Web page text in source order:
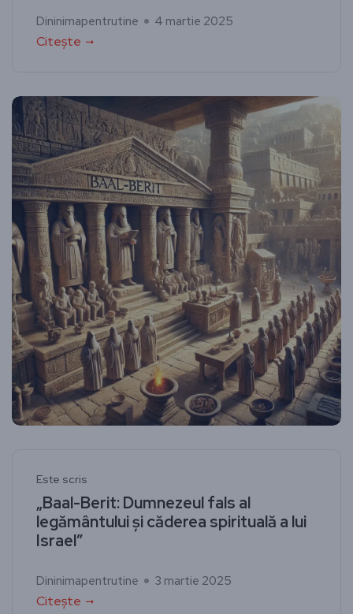
Dininimapentrutine 4 martie 2025
Citește
Este scris
„Baal-Berit: Dumnezeul fals al
legământului și căderea spirituală a lui
Israel”
Dininimapentrutine 3 martie 2025
Citește